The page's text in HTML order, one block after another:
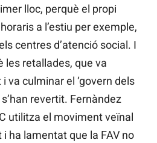
lloc, perquè el propi
a l’estiu per exemple,
centres d’atenció social. I
les retallades, que va
va culminar el ‘govern dels
s’han revertit. Fernàndez
utilitza el moviment veïnal
ha lamentat que la FAV no